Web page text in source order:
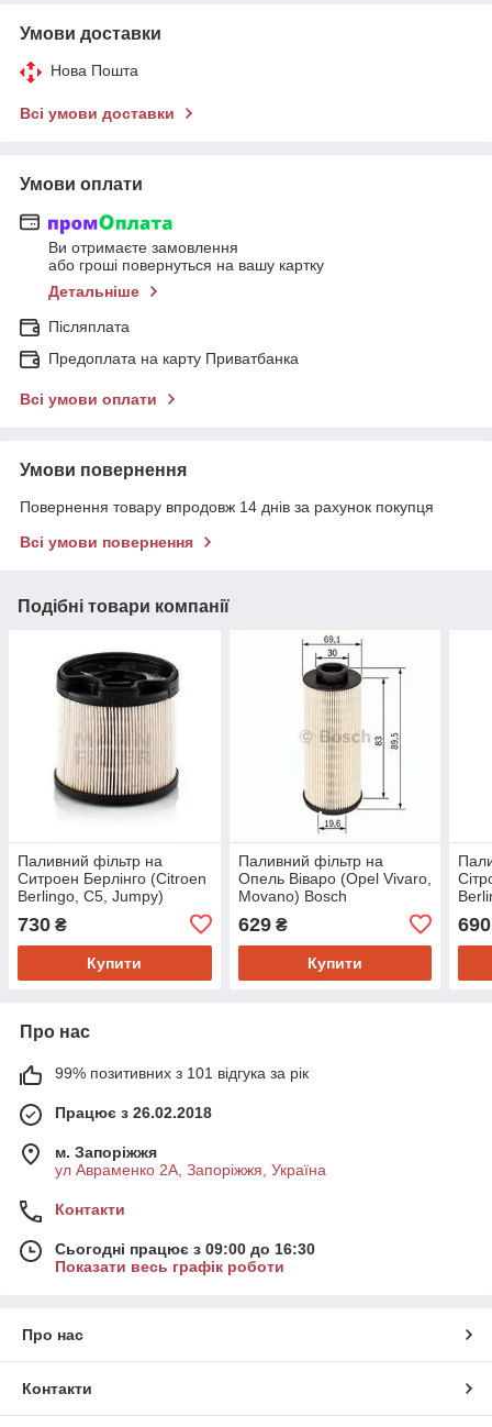
Умови доставки
Нова Пошта
Всі умови доставки
Умови оплати
Ви отримаєте замовлення
або гроші повернуться на вашу картку
Детальніше
Післяплата
Предоплата на карту Приватбанка
Всі умови оплати
Умови повернення
Повернення товару впродовж 14 днів за рахунок покупця
Всі умови повернення
Подібні товари компанії
Паливний фільтр на
Ситроен Берлінго (Citroen
Berlingo, C5, Jumpy)
730 ₴
Купити
Паливний фільтр на
Опель Віваро (Opel Vivaro,
Movano) Bosch
629₴
Купити
690
Про нас
99% позитивних з 101 відгука за рік
Працює з 26.02.2018
м. Запоріжжя
ул Авраменко 2А, Запоріжжя, Україна
Контакти
Сьогодні працює з 09:00 до 16:30
Показати весь графік роботи
Про нас
Контакти